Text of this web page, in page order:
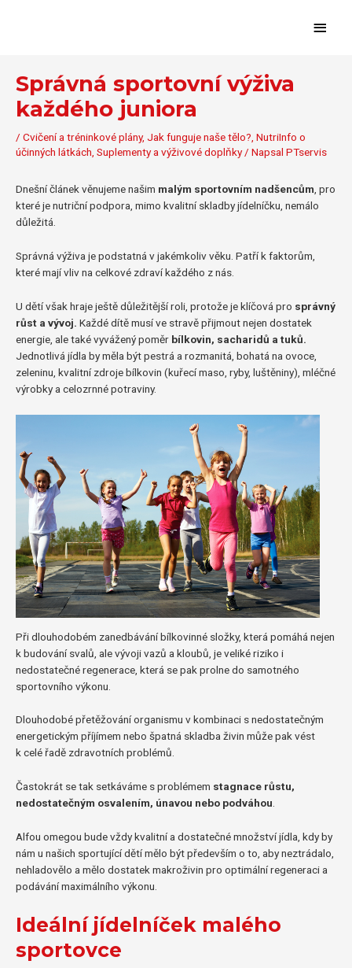
Správná sportovní výživa
každého juniora
/ Cvičení a tréninkové plány, Jak funguje naše tělo? NutriInfo o
účinných látkách Suplementy a výživové doplňky/ Napsal PTservis
Dnešní článek věnujeme našim malým sportovním nadšencům, pro
které je nutriční podpora, mimo kvalitní skladby jídelníčku, nemálo
důležitá.
Správná výživa je podstatná v jakémkoliv věku. Patří k faktorům,
které mají vliv na celkové zdraví každého z nás.
U dětí však hraje ještě důležitější roli, protože je klíčová pro správný
růst a vývoj. Každé dítě musí ve stravě přijmout nejen dostatek
energie, ale také vyvážený poměr bílkovin, sacharidů a tuků.
Jednotlivá jídla by měla být pestrá a rozmanitá, bohatá na ovoce,
zeleninu, kvalitní zdroje bílkovin (kuřecí maso, ryby, luštěniny), mléčné
výrobky a celozrnné potraviny.
Při dlouhodobém zanedbávání bílkovinné složky, která pomáhá nejen
k budování svalů, ale vývoji vazů a kloubů, je veliké riziko i
nedostatečné regenerace, která se pak prolne do samotného
sportovního výkonu.
Dlouhodobé přetěžování organismu v kombinaci s nedostatečným
energetickým příjímem nebo špatná skladba živin může pak vést
k celé řadě zdravotních problémů.
Častokrát se tak setkáváme s problémem stagnace růstu,
nedostatečným osvalením, únavou nebo podváhou.
Alfou omegou bude vždy kvalitní a dostatečné množství jídla, kdy by
nám u našich sportující dětí mělo být především o to, aby neztrádalo,
nehladovělo a mělo dostatek makroživin pro optimální regeneraci a
podávání maximálního výkonu.
Ideální jídelníček malého
sportovce